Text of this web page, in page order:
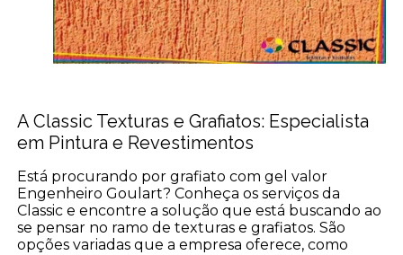
A Classic Texturas e Grafiatos: Especialista
em Pintura e Revestimentos
Está procurando por grafiato com gel valor
Engenheiro Goulart? Conheça os serviços da
Classic e encontre a solução que está buscando ao
se pensar no ramo de texturas e grafiatos. São
opções variadas que a empresa oferece, como